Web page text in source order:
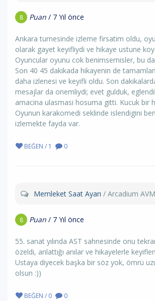
8 Puan / 7 Yıl önce
Ankara turnesinde izleme firsatim oldu,
olarak gayet keyifliydi ve hikaye ustune
Oyuncular oyunu cok benimsemisler, bu
Son 40 45 dakikada hikayenin de
daha izlenesi ve keyifli oldu. Son
mesajlar da onemliydi; evet gulduk,
amacina ulasmasi hosuma gitti. Kucuk bir
Oyunun karakomedi seklinde islendigini
izlemekte fayda var.
BEĞEN / 1 0
Memleket Saat Ayarı / Arcadium AVM
8 Puan / 7 Yıl önce
55. sanat yılında AST sahnesinde onu
özeldi, anlattığı anılar ve hikayelerle
Ustaya diyecek başka bir söz yok, ömrü
olsun :))
BEĞEN / 0 0